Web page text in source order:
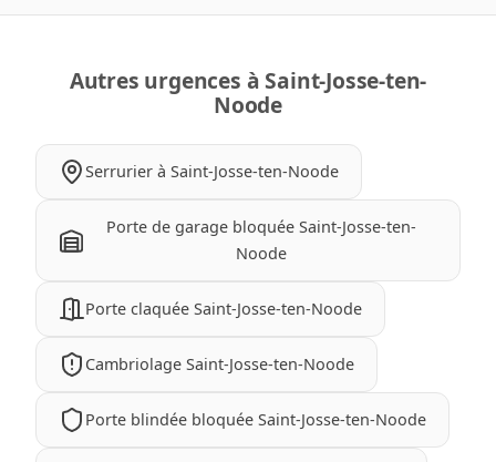
Autres urgences à Saint-Josse-ten-
Noode
Serrurier à Saint-Josse-ten-Noode
Porte de garage bloquée Saint-Josse-ten-
Noode
Porte claquée Saint-Josse-ten-Noode
Cambriolage Saint-Josse-ten-Noode
Porte blindée bloquée Saint-Josse-ten-Noode